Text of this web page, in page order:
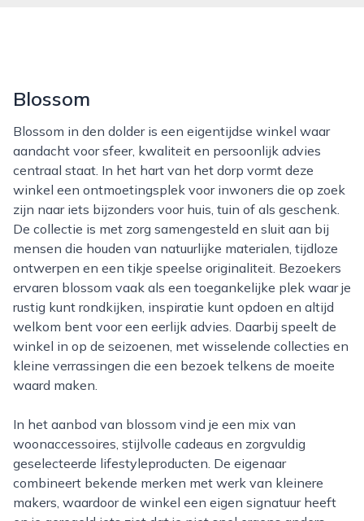
Blossom
Blossom in den dolder is een eigentijdse winkel waar
aandacht voor sfeer, kwaliteit en persoonlijk advies
centraal staat. In het hart van het dorp vormt deze
winkel een ontmoetingsplek voor inwoners die op zoek
zijn naar iets bijzonders voor huis, tuin of als geschenk.
De collectie is met zorg samengesteld en sluit aan bij
mensen die houden van natuurlijke materialen, tijdloze
ontwerpen en een tikje speelse originaliteit. Bezoekers
ervaren blossom vaak als een toegankelijke plek waar je
rustig kunt rondkijken, inspiratie kunt opdoen en altijd
welkom bent voor een eerlijk advies. Daarbij speelt de
winkel in op de seizoenen, met wisselende collecties en
kleine verrassingen die een bezoek telkens de moeite
waard maken.
In het aanbod van blossom vind je een mix van
woonaccessoires, stijlvolle cadeaus en zorgvuldig
geselecteerde lifestyleproducten. De eigenaar
combineert bekende merken met werk van kleinere
makers, waardoor de winkel een eigen signatuur heeft